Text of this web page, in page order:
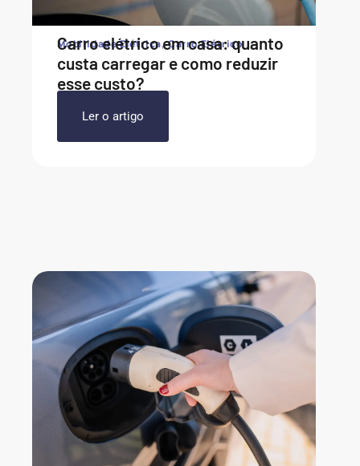
Mobilidade Elétrica,Carro Elétrico
Carro elétrico em casa: quanto
custa carregar e como reduzir
esse custo?
Ler o artigo